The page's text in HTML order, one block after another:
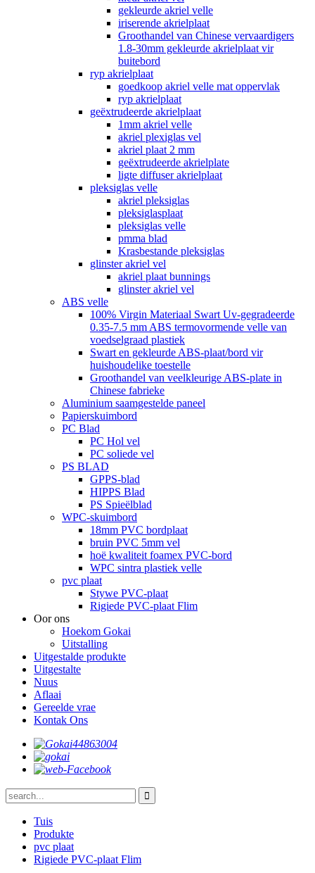
gekleurde akriel velle
iriserende akrielplaat
Groothandel van Chinese vervaardigers
1.8-30mm gekleurde akrielplaat vir
buitebord
ryp akrielplaat
goedkoop akriel velle mat oppervlak
ryp akrielplaat
geëxtrudeerde akrielplaat
1mm akriel velle
akriel plexiglas vel
akriel plaat 2 mm
geëxtrudeerde akrielplate
ligte diffuser akrielplaat
pleksiglas velle
akriel pleksiglas
pleksiglasplaat
pleksiglas velle
pmma blad
Krasbestande pleksiglas
glinster akriel vel
akriel plaat bunnings
glinster akriel vel
ABS velle
100% Virgin Materiaal Swart Uv-gegradeerde
0.35-7.5 mm ABS termovormende velle van
voedselgraad plastiek
Swart en gekleurde ABS-plaat/bord vir
huishoudelike toestelle
Groothandel van veelkleurige ABS-plate in
Chinese fabrieke
Aluminium saamgestelde paneel
Papierskuimbord
PC Blad
PC Hol vel
PC soliede vel
PS BLAD
GPPS-blad
HIPPS Blad
PS Spieëlblad
WPC-skuimbord
18mm PVC bordplaat
bruin PVC 5mm vel
hoë kwaliteit foamex PVC-bord
WPC sintra plastiek velle
pvc plaat
Stywe PVC-plaat
Rigiede PVC-plaat Flim
Oor ons
Hoekom Gokai
Uitstalling
Uitgestalde produkte
Uitgestalte
Nuus
Aflaai
Gereelde vrae
Kontak Ons
Tuis
Produkte
pvc plaat
Rigiede PVC-plaat Flim